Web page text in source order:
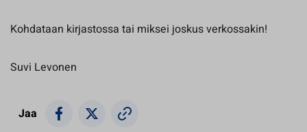
Kohdataan kirjastossa tai miksei joskus verkossakin!
Suvi Levonen
Jaa